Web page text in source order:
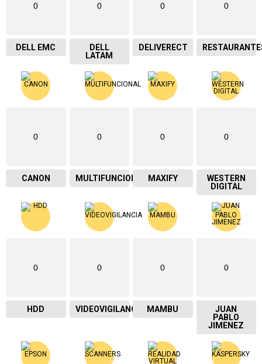
0
DELL EMC
0
DELL
LATAM
0
DELIVERECT
0
0
CANON
0
MULTIFUNCIONAL
0
MAXIFY
0
WESTERN
DIGITAL
0
HDD
0
VIDEOVIGILANCIA
0
MAMBU
0
JUAN
PABLO
JIMENEZ